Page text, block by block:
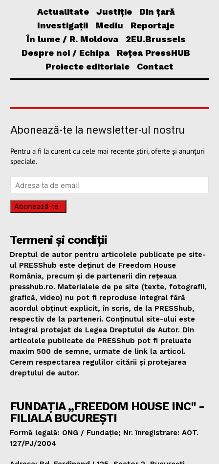
Actualitate Justiție
Din țară
Investigații
Mediu
Reportaje
În lume / R. Moldova
2EU.Brussels
Despre noi / Echipa
Rețea PressHUB
Proiecte editoriale
Contact
Abonează-te la newsletter-ul nostru
Pentru a fi la curent cu cele mai recente știri, oferte și anunțuri
speciale.
Abonează-te
Termeni și condiții
Dreptul de autor pentru articolele publicate pe site-
ul PRESShub este deținut de Freedom House
România, precum și de partenerii din rețeaua
presshub.ro. Materialele de pe site (texte, fotografii,
grafică, video) nu pot fi reproduse integral fără
acordul obținut explicit, în scris, de la PRESShub,
respectiv de la parteneri. Conținutul site-ului este
integral protejat de Legea Dreptului de Autor. Din
articolele publicate de PRESShub pot fi preluate
maxim 500 de semne, urmate de link la articol.
Cerem respectarea regulilor citării și protejarea
dreptului de autor.
FUNDAȚIA „FREEDOM HOUSE INC" -
FILIALA BUCUREȘTI
Formă legală: ONG / Fundație; Nr. înregistrare: AOT.
127/PJ/2004